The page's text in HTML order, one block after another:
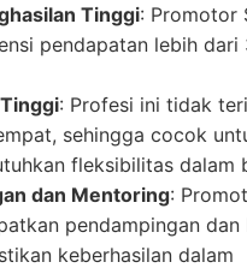
Tinggi: Promotor
pendapatan lebih dari
: Profesi ini tidak
sehingga cocok
fleksibilitas dalam
dan Mentoring:
pendampingan dan
keberhasilan dalam